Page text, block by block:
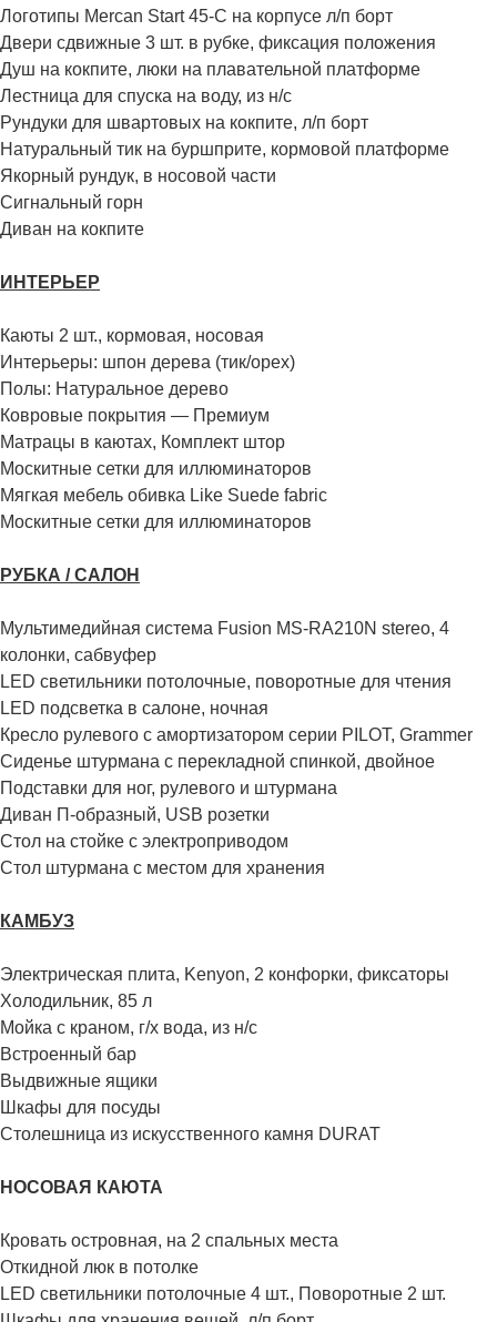
Логотипы Mercan Start 45-C на корпусе л/п борт
Двери сдвижные 3 шт. в рубке, фиксация положения
Душ на кокпите, люки на плавательной платформе
Лестница для спуска на воду, из н/с
Рундуки для швартовых на кокпите, л/п борт
Натуральный тик на буршприте, кормовой платформе
Якорный рундук, в носовой части
Сигнальный горн
Диван на кокпите
ИНТЕРЬЕР
Каюты 2 шт., кормовая, носовая
Интерьеры: шпон дерева (тик/орех)
Полы: Натуральное дерево
Ковровые покрытия — Премиум
Матрацы в каютах, Комплект штор
Москитные сетки для иллюминаторов
Мягкая мебель обивка Like Suede fabric
Москитные сетки для иллюминаторов
РУБКА / САЛОН
Мультимедийная система Fusion MS-RA210N stereo, 4
колонки, сабвуфер
LED светильники потолочные, поворотные для чтения
LED подсветка в салоне, ночная
Кресло рулевого с амортизатором серии PILOT, Grammer
Сиденье штурмана с перекладной спинкой, двойное
Подставки для ног, рулевого и штурмана
Диван П-образный, USB розетки
Стол на стойке с электроприводом
Стол штурмана с местом для хранения
КАМБУЗ
Электрическая плита, Kenyon, 2 конфорки, фиксаторы
Холодильник, 85 л
Мойка с краном, г/х вода, из н/с
Встроенный бар
Выдвижные ящики
Шкафы для посуды
Столешница из искусственного камня DURAT
НОСОВАЯ КАЮТА
Кровать островная, на 2 спальных места
Откидной люк в потолке
LED светильники потолочные 4 шт., Поворотные 2 шт.